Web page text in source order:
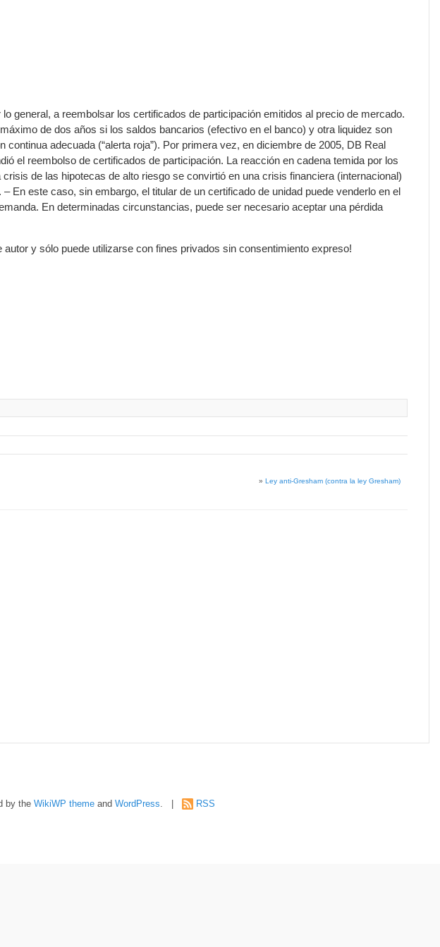
general, a reembolsar los certificados de participación emitidos al precio de mercado.
de dos años si los saldos bancarios (efectivo en el banco) y otra liquidez son
adecuada (“alerta roja”). Por primera vez, en diciembre de 2005, DB Real
el reembolso de certificados de participación. La reacción en cadena temida por los
de las hipotecas de alto riesgo se convirtió en una crisis financiera (internacional)
En este caso, sin embargo, el titular de un certificado de unidad puede venderlo en el
En determinadas circunstancias, puede ser necesario aceptar una pérdida
y sólo puede utilizarse con fines privados sin consentimiento expreso!
» Ley anti-Gresham (contra la ley Gresham)
by the WikiWP theme and WordPress RSS